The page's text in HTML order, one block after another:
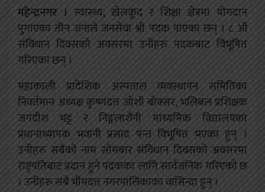
महेन्द्रनगर । स्वास्थ्य, खेलकूद र शिक्षा क्षेत्रमा योगदान
पुगाएका तीन जनाले जनसेवा श्री पदक पाएका छन् । ८ औं
संविधान दिवसको अवसरमा उनीहरु पदकबाट विभूषित
गरिएका छन् ।
महाकाली प्रादेशिक अस्पताल व्यवस्थापन समितिका
निवर्तमान अध्यक्ष कृष्णदत्त जोशी बोक्सर, भलिबल प्रशिक्षक
जगदीश भट्ट र निङ्गलाशैनी माध्यमिक विद्यालयका
प्रधानाध्यापक भवानी प्रसाद पन्त विभूषित भएका हुन् ।
उनीहरु सबैको नाम सोमबार संविधान दिवसको अवसरमा
राष्ट्रपतिबाट प्रदान हुने पदकका लागि सार्वजनिक गरिएको छ
। उनीहरु सबै भीमदत्त नगरपालिकाका वासिन्दा हुन् ।